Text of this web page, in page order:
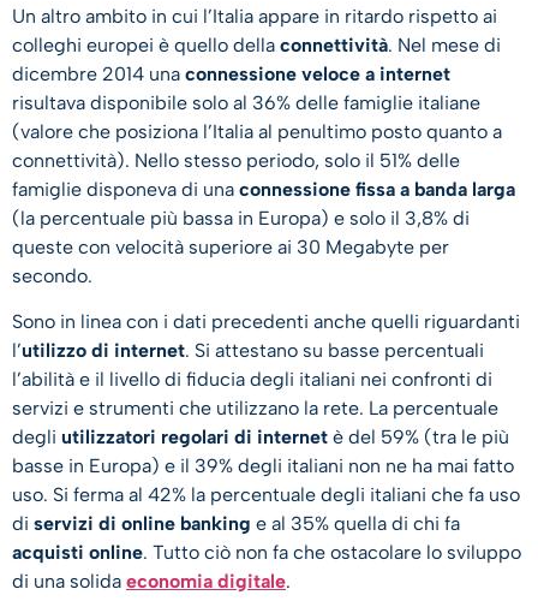
Un altro ambito in cui l’Italia appare in ritardo rispetto ai
colleghi europei è quello della connettività. Nel mese di
dicembre 2014 una connessione veloce a internet
risultava disponibile solo al 36% delle famiglie italiane
(valore che posiziona l’Italia al penultimo posto quanto a
connettività). Nello stesso periodo, solo il 51% delle
famiglie disponeva di una connessione fissa a banda larga
(la percentuale più bassa in Europa) e solo il 3,8% di
queste con velocità superiore ai 30 Megabyte per
secondo.
Sono in linea con i dati precedenti anche quelli riguardanti
l’utilizzo di internet. Si attestano su basse percentuali
l’abilità e il livello di fiducia degli italiani nei confronti di
servizi e strumenti che utilizzano la rete. La percentuale
degli utilizzatori regolari di internet è del 59% (tra le più
basse in Europa) e il 39% degli italiani non ne ha mai fatto
uso. Si ferma al 42% la percentuale degli italiani che fa uso
di servizi di online banking e al 35% quella di chi fa
acquisti online. Tutto ciò non fa che ostacolare lo sviluppo
di una solida economia digitale.